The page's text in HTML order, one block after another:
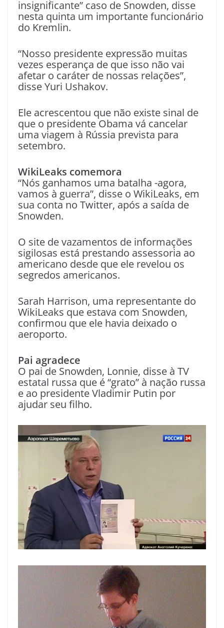
insignificante” caso de Snowden, disse
nesta quinta um importante funcionário
do Kremlin.
“Nosso presidente expressão muitas
vezes esperança de que isso não vai
afetar o caráter de nossas relações”,
disse Yuri Ushakov.
Ele acrescentou que não existe sinal de
que o presidente Obama vá cancelar
uma viagem à Rússia prevista para
setembro.
WikiLeaks comemora
“Nós ganhamos uma batalha -agora,
vamos à guerra”, disse o WikiLeaks, em
sua conta no Twitter, após a saída de
Snowden.
O site de vazamentos de informações
sigilosas está prestando assessoria ao
americano desde que ele revelou os
segredos americanos.
Sarah Harrison, uma representante do
WikiLeaks que estava com Snowden,
confirmou que ele havia deixado o
aeroporto.
Pai agradece
O pai de Snowden, Lonnie, disse à TV
estatal russa que é “grato” à nação russa
e ao presidente Vladimir Putin por
ajudar seu filho.